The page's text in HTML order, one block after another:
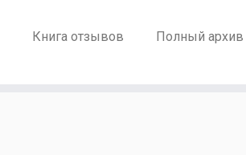
Книга отзывов Полный архив